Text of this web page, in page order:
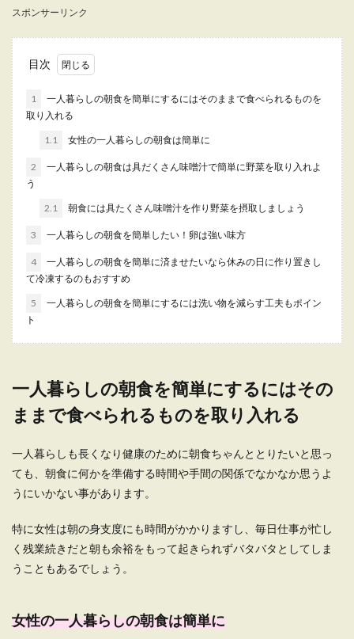
方法と冷凍できる野菜レシピ
一人暮らしをしていると、忙しくてなかなか自炊
一人暮らしの揚げ物をもっと簡単に作
一人暮らし向きの食べ物がある。便利
一人暮らしだと、ついついお惣菜やコンビニ弁当
食べ...
一人暮らしだと味噌汁を作る時にも少量ずつ作り
スポンサーリンク
目次
1
一人暮らしの朝食を簡単にするにはそのままで食べられるものを
取り入れる
1.1 女性の一人暮らしの朝食は簡単に
2
一人暮らしの朝食は具だくさん味噌汁で簡単に野菜を取り入れよ
う
2.1 朝食には具たくさん味噌汁を作り野菜を摂取しましょう
3 一人暮らしの朝食を簡単したい！卵は強い味方
4
一人暮らしの朝食を簡単に済ませたいなら休みの日に作り置きし
て冷凍するのもおすすめ
5
一人暮らしの朝食を簡単にするには洗い物を減らす工夫もポイン
ト
一人暮らしの朝食を簡単にするにはその
ままで食べられるものを取り入れる
一人暮らしも長くなり健康のために朝食ちゃんととりたいと思っ
ても、朝食に何かを準備する時間や手間の関係でなかなか思うよ
うにいかない事があります。
特に女性は朝の身支度にも時間がかかりますし、毎日仕事が忙し
く残業続きだと朝も余裕をもって起きられずバタバタとしてしま
うこともあるでしょう。
女性の一人暮らしの朝食は簡単に